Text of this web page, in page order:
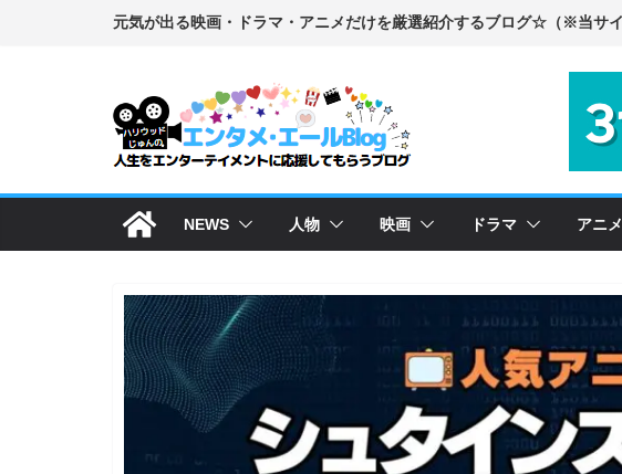
ス
NEWS 人物 映画 ドラマ アニメ